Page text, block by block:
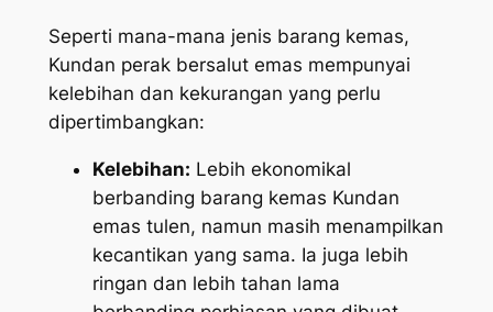
Seperti mana-mana jenis barang kemas,
Kundan perak bersalut emas mempunyai
kelebihan dan kekurangan yang perlu
dipertimbangkan:
Kelebihan: Lebih ekonomikal
berbanding barang kemas Kundan
emas tulen, namun masih menampilkan
kecantikan yang sama. Ia juga lebih
ringan dan lebih tahan lama